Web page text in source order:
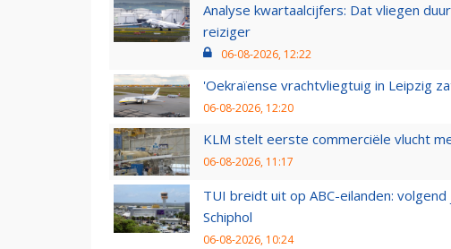
Analyse kwartaalcijfers: Dat vliegen
reiziger
06-08-2026, 12:22
'Oekraïense vrachtvliegtuig in Leipzig
06-08-2026, 12:20
KLM stelt eerste commerciële vlucht
06-08-2026, 11:17
TUI breidt uit op ABC-eilanden:
Schiphol
06-08-2026, 10:24